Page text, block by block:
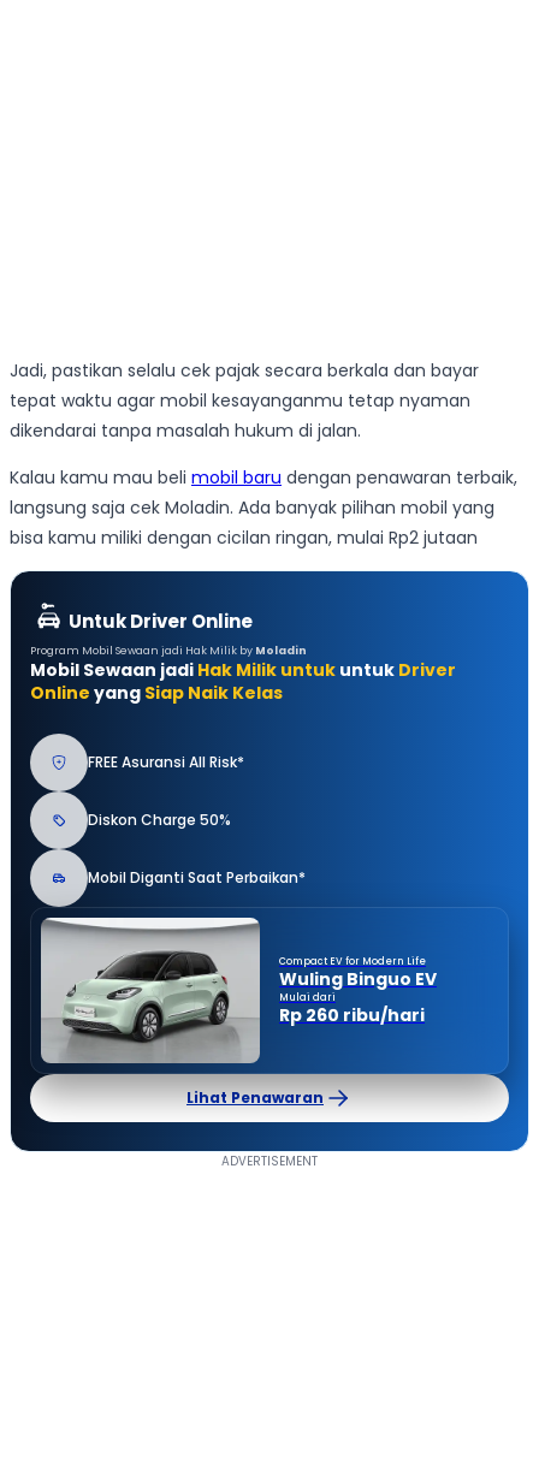
Jadi, pastikan selalu cek pajak secara berkala dan bayar
tepat waktu agar mobil kesayanganmu tetap nyaman
dikendarai tanpa masalah hukum di jalan.
Kalau kamu mau beli mobil baru dengan penawaran terbaik,
langsung saja cek Moladin. Ada banyak pilihan mobil yang
bisa kamu miliki dengan cicilan ringan, mulai Rp2 jutaan
Untuk Driver Online
Program Mobil Sewaan jadi Hak Milik by Moladin
Mobil Sewaan jadi Hak Milik untuk untuk Driver
Online yang Siap Naik Kelas
FREE Asuransi All Risk*
Diskon Charge 50%
Mobil Diganti Saat Perbaikan*
Compact EV for Modern Life
Wuling Binguo EV
Mulai dari
Rp 260 ribu/hari
Lihat Penawaran